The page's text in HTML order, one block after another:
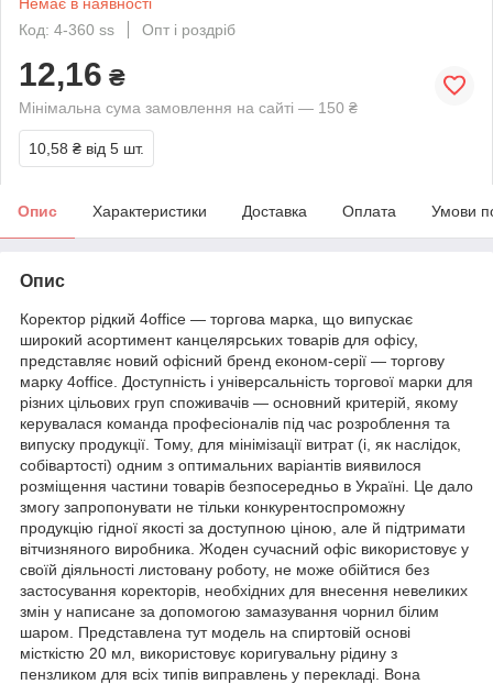
Код: 4-360 ss
Опт і роздріб
12,16 ₴
Мінімальна сума замовлення на сайті — 150 ₴
10,58 ₴ від 5 шт.
Опис Характеристики Доставка Оплата Умови
Опис
Коректор рідкий 4office — торгова марка, що випускає
широкий асортимент канцелярських товарів для офісу,
представляє новий офісний бренд економ-серії — торгову
марку 4office. Доступність і універсальність торгової марки для
різних цільових груп споживачів — основний критерій, якому
керувалася команда професіоналів під час розроблення та
випуску продукції. Тому, для мінімізації витрат (і, як наслідок,
собівартості) одним з оптимальних варіантів виявилося
розміщення частини товарів безпосередньо в Україні. Це дало
змогу запропонувати не тільки конкурентоспроможну
продукцію гідної якості за доступною ціною, але й підтримати
вітчизняного виробника. Жоден сучасний офіс використовує у
своїй діяльності листовану роботу, не може обійтися без
застосування коректорів, необхідних для внесення невеликих
змін у написане за допомогою замазування чорнил білим
шаром. Представлена тут модель на спиртовій основі
місткістю 20 мл, використовує коригувальну рідину з
пензликом для всіх типів виправлень у перекладі. Вона